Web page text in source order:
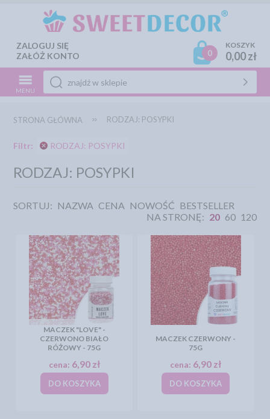
ZALOGUJ SIĘ
ZAŁÓŻ KONTO
0
KOSZYK
0,00 zł
MENU
STRONA GŁÓWNA RODZAJ: POSYPKI
Filtr: RODZAJ: POSYPKI
RODZAJ: POSYPKI
SORTUJ: NAZWA CENA NOWOŚĆ BESTSELLER
NA STRONĘ: 20 60 120
MACZEK "LOVE" -
CZERWONO BIAŁO
RÓŻOWY - 75G
cena: 6,90 zł
DO KOSZYKA
MACZEK CZERWONY -
75G
cena: 6,90 zł
DO KOSZYKA